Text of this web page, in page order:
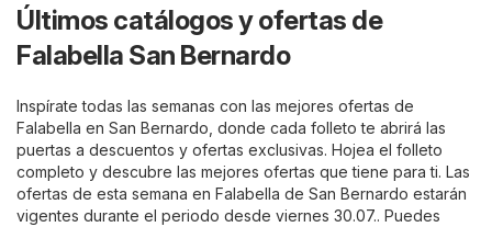
Últimos catálogos y ofertas de
Falabella San Bernardo
Inspírate todas las semanas con las mejores ofertas de
Falabella en San Bernardo, donde cada folleto te abrirá las
puertas a descuentos y ofertas exclusivas. Hojea el folleto
completo y descubre las mejores ofertas que tiene para ti. Las
ofertas de esta semana en Falabella de San Bernardo estarán
vigentes durante el periodo desde viernes 30.07.. Puedes